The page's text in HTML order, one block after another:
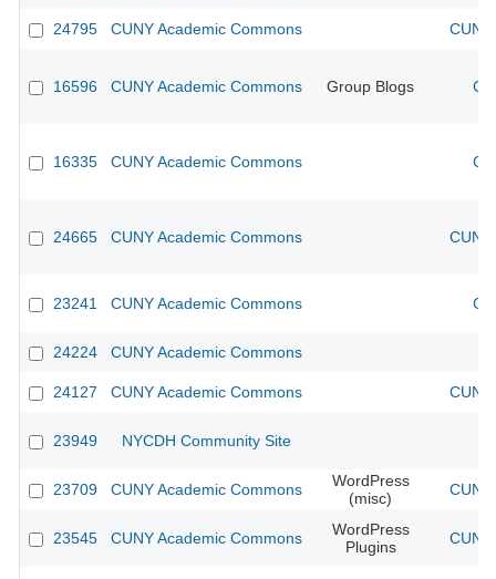
24795 CUNY Academic Commons
16596 CUNY Academic Commons Group Blogs
16335 CUNY Academic Commons
24665 CUNY Academic Commons
23241 CUNY Academic Commons
24224 CUNY Academic Commons
24127 CUNY Academic Commons
23949 NYCDH Community Site
23709 CUNY Academic Commons
WordPress
(misc)
23545 CUNY Academic Commons
WordPress
Plugins